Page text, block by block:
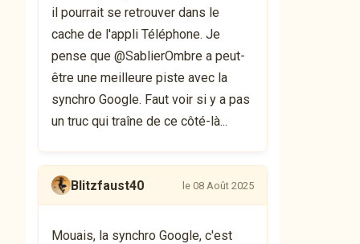
il pourrait se retrouver dans le
cache de l'appli Téléphone. Je
pense que @SablierOmbre a peut-
être une meilleure piste avec la
synchro Google. Faut voir si y a pas
un truc qui traîne de ce côté-là...
Blitzfaust40 le 08 Août 2025
Mouais, la synchro Google, c'est